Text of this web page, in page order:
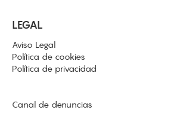
LEGAL
Aviso Legal
Política de cookies
Política de privacidad
Canal de denuncias